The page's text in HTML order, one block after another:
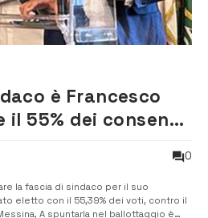
è Francesco
55% dei consensi,
0
la fascia di sindaco per il suo
eletto con il 55,39% dei voti, contro il
A spuntarla nel ballottaggio è